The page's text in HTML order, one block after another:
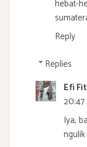
hebat-
Reply
Replies
Efi
20:47
Iya,